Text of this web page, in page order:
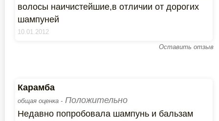
волосы наичистейшие,в отличии от дорогих
шампуней
10.01.2012
Оставить отзыв
Карамба
общая оценка - Положительно
Недавно попробовала шампунь и бальзам